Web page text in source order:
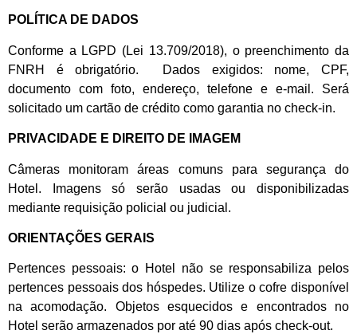
POLÍTICA DE DADOS
Conforme a LGPD (Lei 13.709/2018), o preenchimento da
FNRH é obrigatório. Dados exigidos: nome, CPF,
documento com foto, endereço, telefone e e-mail. Será
solicitado um cartão de crédito como garantia no check-in.
PRIVACIDADE E DIREITO DE IMAGEM
Câmeras monitoram áreas comuns para segurança do
Hotel. Imagens só serão usadas ou disponibilizadas
mediante requisição policial ou judicial.
ORIENTAÇÕES GERAIS
Pertences pessoais: o Hotel não se responsabiliza pelos
pertences pessoais dos hóspedes. Utilize o cofre disponível
na acomodação. Objetos esquecidos e encontrados no
Hotel serão armazenados por até 90 dias após check-out.